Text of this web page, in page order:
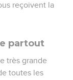
reçoivent la
partout
très grande
toutes les